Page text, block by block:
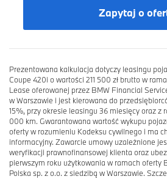
Zapytaj o
Prezentowana kalkulacja dotyczy leasingu
Coupe 420i o wartości 211 500 zł brutto w
Lease oferowanej przez BMW Financial
w Warszawie i jest kierowana do
15%, przy okresie leasingu 36 miesięcy oraz z
000 km. Gwarantowana wartość wykupu
oferty w rozumieniu Kodeksu cywilnego i ma
informacyjny. Zawarcie umowy uzależnione
weryfikacji prawnofinansowej klienta oraz
pierwszym roku użytkowania w ramach oferty
Polska sp. z o.o. z siedzibą w Warszawie.